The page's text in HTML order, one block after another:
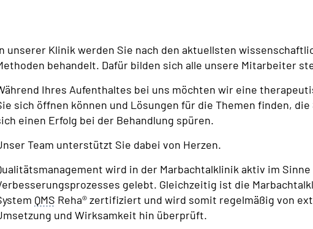
unserer Klinik werden Sie nach den aktuellsten
behandelt. Dafür bilden sich alle unsere Mitarbeiter
Ihres Aufenthaltes bei uns möchten wir eine
sich öffnen können und Lösungen für die Themen finden,
einen Erfolg bei der Behandlung spüren.
Team unterstützt Sie dabei von Herzen.
wird in der Marbachtalklinik aktiv im
gelebt. Gleichzeitig ist die
QMS Reha® zertifiziert und wird somit regelmäßig von
und Wirksamkeit hin überprüft.